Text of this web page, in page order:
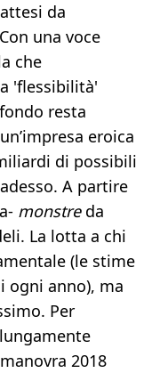
da
una voce
che
'flessibilità'
resta
eroica
di possibili
A partire
monstreda
La lotta a chi
(le stime
ogni anno), ma
Per
2018